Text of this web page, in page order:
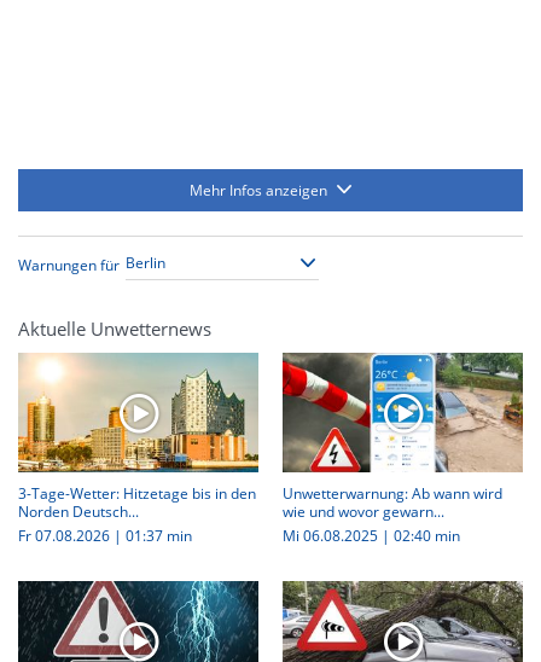
Mehr Infos anzeigen
Warnungen für
Aktuelle Unwetternews
3-Tage-Wetter: Hitzetage bis in den
Norden Deutsch...
Fr 07.08.2026 | 01:37 min
Unwetterwarnung: Ab wann wird
wie und wovor gewarn...
Mi 06.08.2025 | 02:40 min